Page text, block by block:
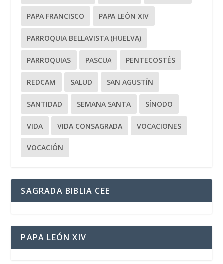
PAPA FRANCISCO PAPA LEÓN XIV
PARROQUIA BELLAVISTA (HUELVA)
PARROQUIAS PASCUA PENTECOSTÉS
REDCAM SALUD SAN AGUSTÍN
SANTIDAD SEMANA SANTA SÍNODO
VIDA VIDA CONSAGRADA VOCACIONES
VOCACIÓN
SAGRADA BIBLIA CEE
PAPA LEÓN XIV